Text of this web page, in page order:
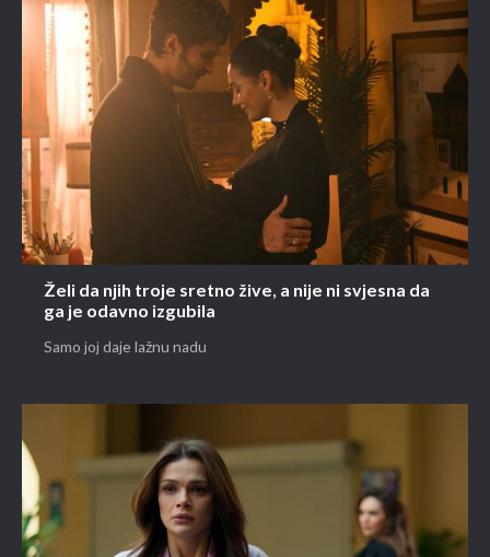
Želi da njih troje sretno žive, a nije ni svjesna da
ga je odavno izgubila
Samo joj daje lažnu nadu